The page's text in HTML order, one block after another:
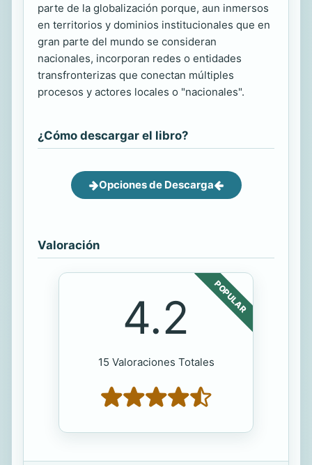
parte de la globalización porque, aun inmersos
en territorios y dominios institucionales que en
gran parte del mundo se consideran
nacionales, incorporan redes o entidades
transfronterizas que conectan múltiples
procesos y actores locales o "nacionales".
¿Cómo descargar el libro?
Opciones de Descarga
Valoración
POPULAR
4.2
15 Valoraciones Totales